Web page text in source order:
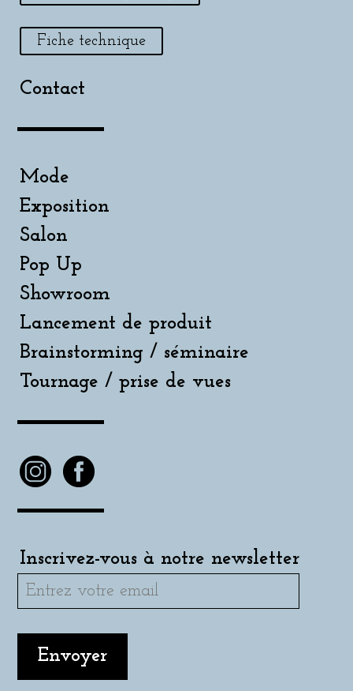
Fiche technique
Contact
Mode
Exposition
Salon
Pop Up
Showroom
Lancement de produit
Brainstorming / séminaire
Tournage / prise de vues
Inscrivez-vous à notre newsletter